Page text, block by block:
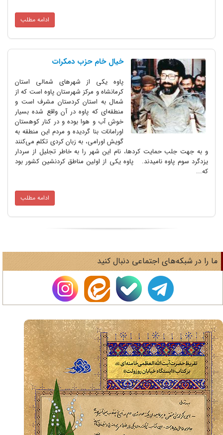
خیال خام حزب دمکرات
پاوه یکی از شهرهای شمالی استان
کرمانشاه و مرکز شهرستان پاوه است که از
شمال به استان کردستان مشرف است و
منطقه‌ای که پاوه در آن واقع شده بسیار
خوش آب و هوا بوده و در کنار کوهستان
اورامانات بنا گردیده و مردم این منطقه به
گویش اورامی، به زبان کردی تکلم می‌کنند
کردها، نام این شهر را به خاطر تجلیل از سردار
نامیدند. پاوه یکی از اولین مناطق کردنشین کشور بود
اجتماعی دنبال کنید